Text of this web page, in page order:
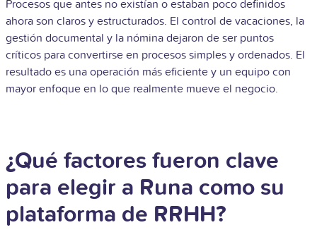
Procesos que antes no existían o estaban poco definidos
ahora son claros y estructurados. El control de vacaciones, la
gestión documental y la nómina dejaron de ser puntos
críticos para convertirse en procesos simples y ordenados. El
resultado es una operación más eficiente y un equipo con
mayor enfoque en lo que realmente mueve el negocio.
¿Qué factores fueron clave
para elegir a Runa como su
plataforma de RRHH?